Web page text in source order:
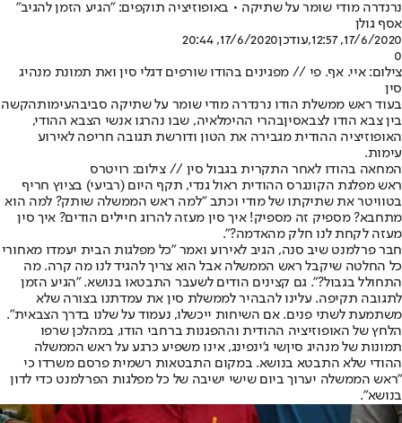
נרנדרה מודי שומר על שתיקה • באופוזיציה תוקפים: "הגיע הזמן להגיב"
אסף גולן
17/6/2020, 12:57
,עודכן17/6/2020, 20:44
0
צילום: איי. אף. פי // מפגינים בהודו שורפים דגלי סין ואת תמונת מנהיג
סין
בעוד ראש ממשלת הודו נרנדרה מודי שומר על שתיקה סביבהעימותהקשה
בין צבא הודו לצבאסיןבהרי ההימלאיה, שבו נהרגו אנשי הצבא ההודי,
האופוזיציה ההודית מגבירה את הטון ודורשת תגובה חריפה לאירוע
עימות.
המחאה בהודו לאחר התקרית בגבול סין // צילום: רויטרס
ראש מפלגת הקונגרס ההודית ראול גנדי, תקף היום (רביעי) בציוץ חריף
בטוויטר את שתיקתו של מודי וכתב "למה ראש הממשלה שותק? למה הוא
מתחבא? מספיק זה מספיק! איך סין מעזה להרוג חיילים הודים? איך סין
מעזה לקחת לנו חלק מהאדמה?".
חבר פרלמנט שיב סנה, הגיב לאירוע ואמר "כל מפלגות הבית יעמדו מאחורי
כל החלטה שיקבל ראש הממשלה אבל הוא צריך להגיד לנו מה קרה. מה
התחולל בגבול?". גם קצינים הודים לשעבר התבטאו בנושא. "הגיע הזמן
לתגובה תקיפה. עלינו להבהיר לממשלת סין את עמדתנו בצורה שלא
משתמעת לשתי פנים. אם השיחות ייכשלו, נעמוד על שלנו בדרך הצבאית".
הלחץ של האופוזיציה ההודית וההפגנות ברחבי הודו, במהלכן שרפו
תמונות של מנהיג סיןשי ג'ינפינג, אינו משפיע כרגע על ראש הממשלה
ההודי שלא התבטא בנושא. במקום התבטאות רשמית פרסם משרדו כי
"ראש הממשלה יערוך ביום שישי ישיבה של כל מפלגות הפרלמנט כדי לדון
בנושא".